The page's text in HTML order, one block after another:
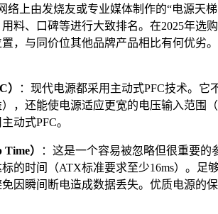
络上由发烧友或专业媒体制作的“电源天
料、口碑等进行大致排名。在2025年选
，与同价位其他品牌产品相比有何优劣
）
：现代电源都采用主动式PFC技术。
，还能使电源适应更宽的电压输入范围
动式PFC。
）
：这是一个容易被忽略但很重要
的时间（ATX标准要求至少16ms）。足
因瞬间断电造成数据丢失。优质电源的